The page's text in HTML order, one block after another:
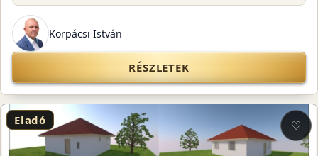
Korpácsi István
RÉSZLETEK
Eladó ♡